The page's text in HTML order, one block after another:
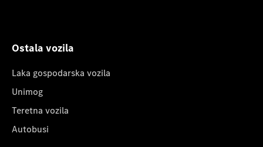
Ostala vozila
Laka gospodarska vozila
Unimog
Teretna vozila
Autobusi